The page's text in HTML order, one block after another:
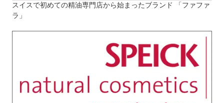
スイスで初めての精油専門店から始まったブランド 「ファファ
ラ」